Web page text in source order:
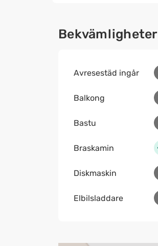
Bekvämligheter
Avresestäd ingår
Balkong
Bastu
Braskamin
Diskmaskin
Elbilsladdare